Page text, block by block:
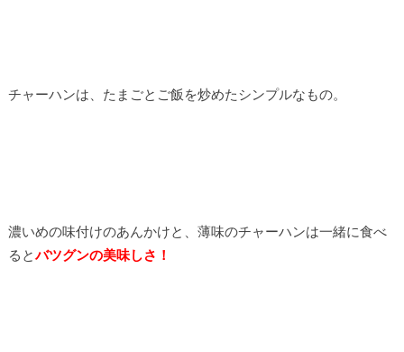
チャーハンは、たまごとご飯を炒めたシンプルなもの。
濃いめの味付けのあんかけと、薄味のチャーハンは一緒に食べ
ると バツグンの美味しさ！